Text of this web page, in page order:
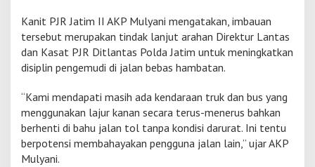
e
k
a
P
k
a
L
a
Kanit PJR Jatim II AKP Mulyani mengatakan, imbauan
tersebut merupakan tindak lanjut arahan Direktur Lantas
dan Kasat PJR Ditlantas Polda Jatim untuk meningkatkan
disiplin pengemudi di jalan bebas hambatan.
“Kami mendapati masih ada kendaraan truk dan bus yang
menggunakan lajur kanan secara terus-menerus bahkan
berhenti di bahu jalan tol tanpa kondisi darurat. Ini tentu
berpotensi membahayakan pengguna jalan lain,” ujar AKP
Mulyani.